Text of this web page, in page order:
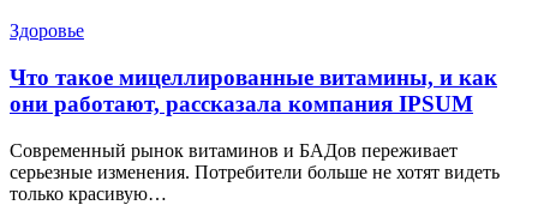
Здоровье
Что такое мицеллированные витамины, и как
они работают, рассказала компания IPSUM
Современный рынок витаминов и БАДов переживает
серьезные изменения. Потребители больше не хотят видеть
только красивую…